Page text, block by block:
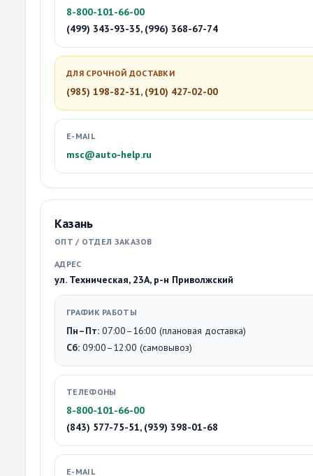
8-800-101-66-00
(499) 343-93-35, (996) 368-67-74
ДЛЯ СРОЧНОЙ ДОСТАВКИ
(985) 198-82-31, (910) 427-02-00
E-MAIL
msc@auto-help.ru
Казань
ОПТ / ОТДЕЛ ЗАКАЗОВ
АДРЕС
ул. Техническая, 23А, р-н Приволжский
ГРАФИК РАБОТЫ
Пн–Пт: 07:00–16:00 (плановая доставка)
Сб: 09:00–12:00 (самовывоз)
ТЕЛЕФОНЫ
8-800-101-66-00
(843) 577-75-51, (939) 398-01-68
E-MAIL